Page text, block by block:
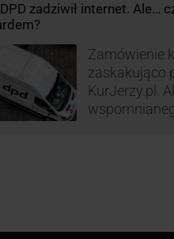
nowe
taki obiekt
zadziwił internet. Ale…
Zamówienie
zaskakująco
KurJerzy.pl.